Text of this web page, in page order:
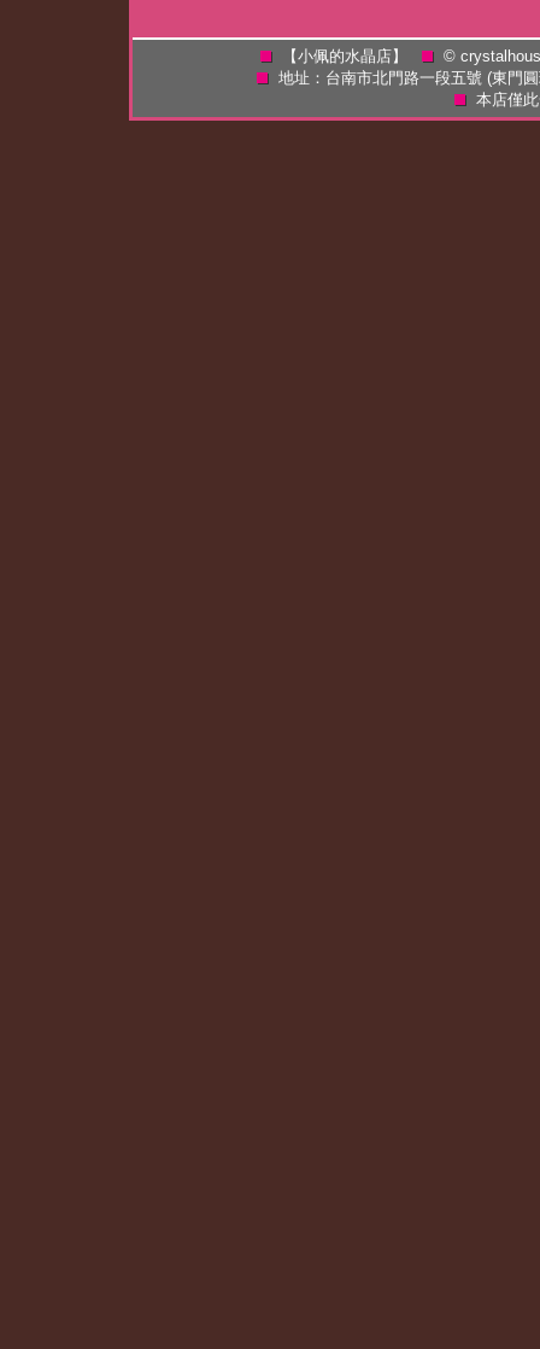
【小佩的水晶店】 ©
地址：台南市北門路一段五號 (東門
本店僅